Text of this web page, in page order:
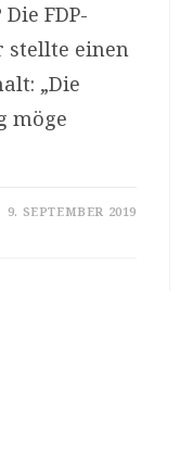
FDP-
stellte einen
„Die
möge
9. SEPTEMBER 2019